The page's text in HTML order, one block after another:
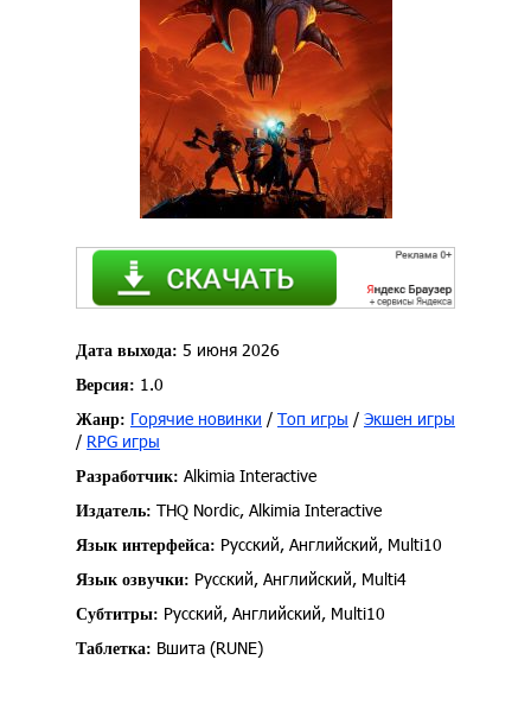
Дата выхода: 5 июня 2026
Версия: 1.0
Жанр: Горячие новинки / Топ игры / Экшен игры
/ RPG игры
Разработчик: Alkimia Interactive
Издатель: THQ Nordic, Alkimia Interactive
Язык интерфейса: Русский, Английский, Multi10
Язык озвучки: Русский, Английский, Multi4
Субтитры: Русский, Английский, Multi10
Таблетка: Вшита (RUNE)